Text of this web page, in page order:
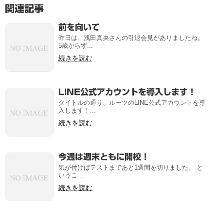
関連記事
前を向いて
昨日は、浅田真央さんの引退会見がありましたね。
5歳からず...
続きを読む
LINE公式アカウントを導入します！
タイトルの通り、ルーツのLINE公式アカウントを導
入します！...
続きを読む
今週は週末ともに開校！
気が付けばテストまであと1週間を切りました。 と
いうこ...
続きを読む